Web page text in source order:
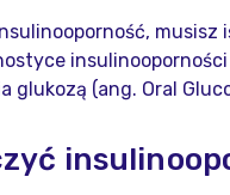
musisz
(ang. Oral